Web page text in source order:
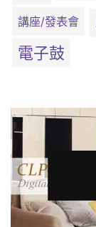
講座/發表會
電子鼓